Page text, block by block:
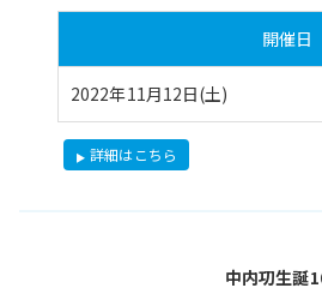
開催日
2022年11月12日(土)
詳細はこちら
中内㓛生誕